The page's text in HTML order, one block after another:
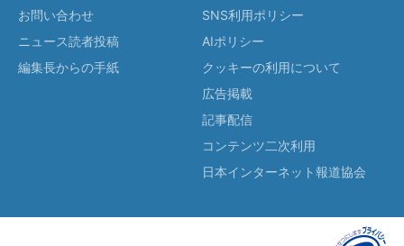
お問い合わせ
ニュース読者投稿
編集長からの手紙
SNS利用ポリシー
AIポリシー
クッキーの利用について
広告掲載
記事配信
コンテンツ二次利用
日本インターネット報道協会